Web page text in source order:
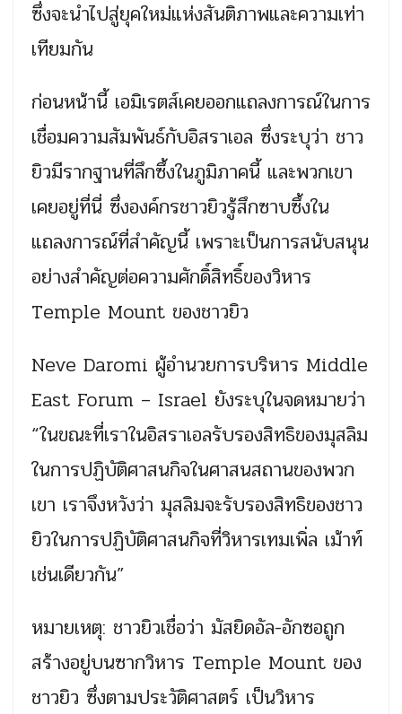
ซึ่งจะนำไปสู่ยุคใหม่แห่งสันติภาพและความเท่า
เทียมกัน
ก่อนหน้านี้ เอมิเรตส์เคยออกแถลงการณ์ในการ
เชื่อมความสัมพันธ์กับอิสราเอล ซึ่งระบุว่า ชาว
ยิวมีรากฐานที่ลึกซึ้งในภูมิภาคนี้ และพวกเขา
เคยอยู่ที่นี่ ซึ่งองค์กรชาวยิวรู้สึกซาบซึ้งใน
แถลงการณ์ที่สำคัญนี้ เพราะเป็นการสนับสนุน
อย่างสำคัญต่อความศักดิ์สิทธิ์ของวิหาร
Temple Mount ของชาวยิว
Neve Daromi ผู้อำนวยการบริหาร Middle
East Forum – Israel ยังระบุในจดหมายว่า
“ในขณะที่เราในอิสราเอลรับรองสิทธิของมุสลิม
ในการปฏิบัติศาสนกิจในศาสนสถานของพวก
เขา เราจึงหวังว่า มุสลิมจะรับรองสิทธิของชาว
ยิวในการปฏิบัติศาสนกิจที่วิหารเทมเพิ่ล เม้าท์
เช่นเดียวกัน”
หมายเหตุ: ชาวยิวเชื่อว่า มัสยิดอัล-อักซอถูก
สร้างอยู่บนซากวิหาร Temple Mount ของ
ชาวยิว ซึ่งตามประวัติศาสตร์ เป็นวิหาร